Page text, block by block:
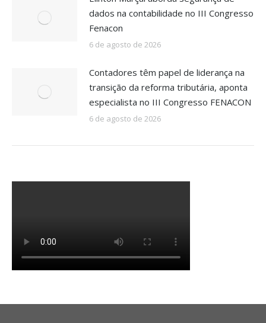
dados na contabilidade no III Congresso
Fenacon
6 de agosto de 2026
Contadores têm papel de liderança na
transição da reforma tributária, aponta
especialista no III Congresso FENACON
6 de agosto de 2026